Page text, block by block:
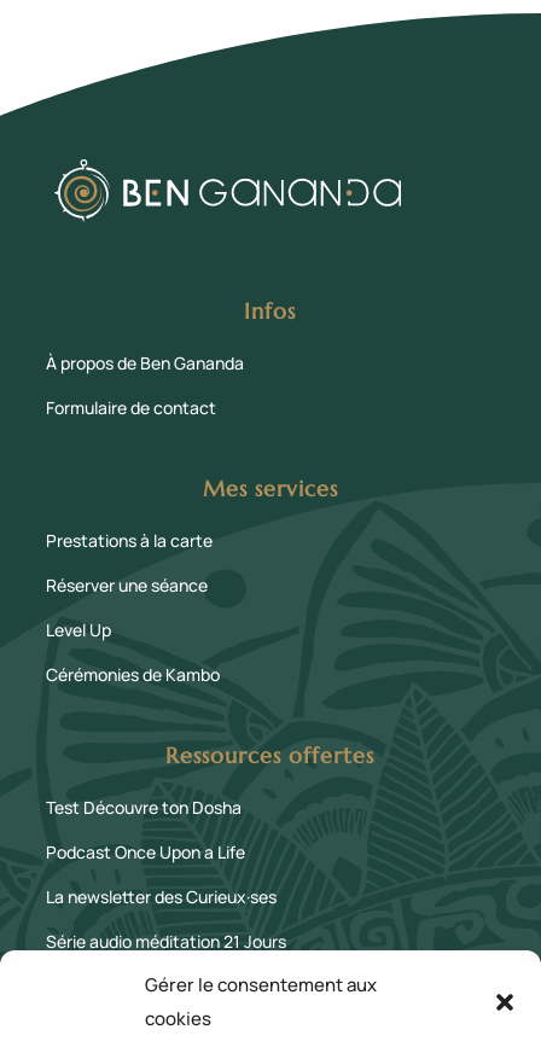
Gérer le consentement aux
cookies
Infos
À propos de Ben Gananda
Formulaire de contact
Mes services
Prestations à la carte
Réserver une séance
Level Up
Cérémonies de Kambo
Ressources offertes
Test Découvre ton Dosha
Podcast Once Upon a Life
La newsletter des Curieux·ses
Série audio méditation 21 Jours